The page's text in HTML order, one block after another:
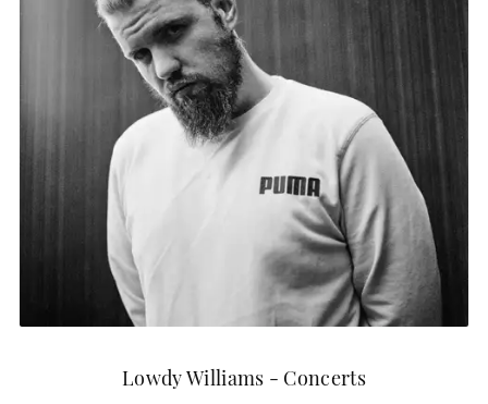
Lowdy Williams - Concerts